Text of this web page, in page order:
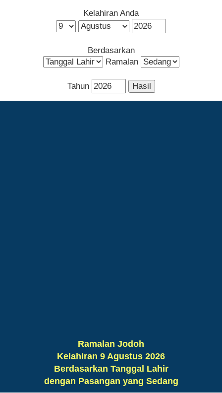
Kelahiran Anda
Berdasarkan
Ramalan
Tahun
Ramalan Jodoh
Kelahiran 9 Agustus 2026
Berdasarkan Tanggal Lahir
dengan Pasangan yang Sedang